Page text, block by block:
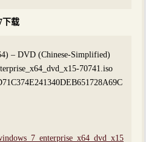
下载
– DVD (Chinese-Simplified)
70741.iso